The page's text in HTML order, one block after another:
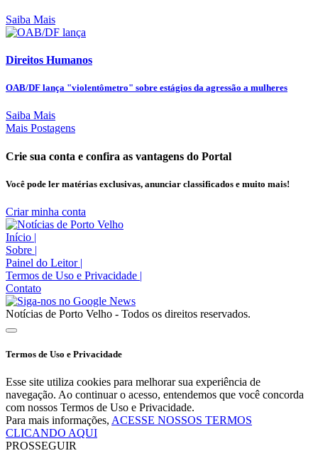
Saiba Mais
Direitos Humanos
OAB/DF lança "violentômetro" sobre estágios da agressão a mulheres
Saiba Mais
Mais Postagens
Crie sua conta e confira as vantagens do Portal
Você pode ler matérias exclusivas, anunciar classificados e muito mais!
Criar minha conta
Início |
Sobre |
Painel do Leitor |
Termos de Uso e Privacidade |
Contato
Notícias de Porto Velho - Todos os direitos reservados.
Termos de Uso e Privacidade
Esse site utiliza cookies para melhorar sua experiência de
navegação. Ao continuar o acesso, entendemos que você concorda
com nossos Termos de Uso e Privacidade.
Para mais informações, ACESSE NOSSOS TERMOS
CLICANDO AQUI
PROSSEGUIR